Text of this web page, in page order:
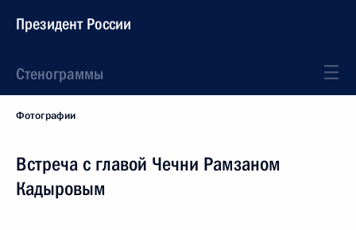
Президент России
Стенограммы
Фотографии
Встреча с главой Чечни Рамзаном
Кадыровым